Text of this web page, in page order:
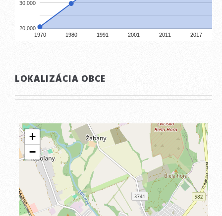
1970 1980 1991 2001 2011 2017
20,000
30,000
LOKALIZÁCIA OBCE